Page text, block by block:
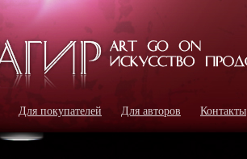
Для покупателей Для авторов Контакты